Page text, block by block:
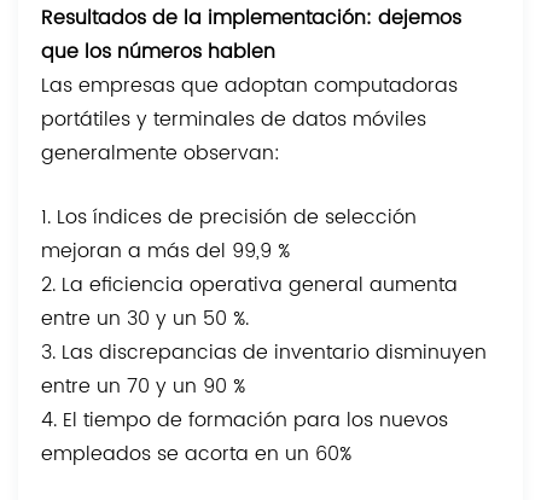
Resultados de la implementación: dejemos
que los números hablen
Las empresas que adoptan computadoras
portátiles y terminales de datos móviles
generalmente observan:
1. Los índices de precisión de selección
mejoran a más del 99,9 %
2. La eficiencia operativa general aumenta
entre un 30 y un 50 %.
3. Las discrepancias de inventario disminuyen
entre un 70 y un 90 %
4. El tiempo de formación para los nuevos
empleados se acorta en un 60%